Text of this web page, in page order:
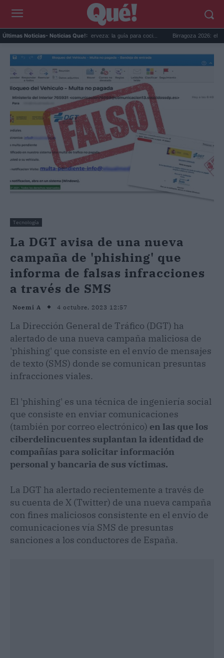
Últimas Noticias- Noticias Que!:
Día Internacional de la Cerveza: la guía para coci... Birragoza 2026: el
Tecnología
La DGT avisa de una nueva
campaña de 'phishing' que
informa de falsas infracciones
a través de SMS
Noemi A 4 octubre, 2023 12:57
La Dirección General de Tráfico (DGT) ha
alertado de una nueva campaña maliciosa de
'phishing' que consiste en el envío de mensajes
de texto (SMS) donde se comunican presuntas
infracciones viales.
El 'phishing' es una técnica de ingeniería social
que consiste en enviar comunicaciones
(también por correo electrónico) en las que los
ciberdelincuentes suplantan la identidad de
compañías para solicitar información
personal y bancaria de sus víctimas.
La DGT ha alertado recientemente a través de
su cuenta de X (Twitter) de una nueva campaña
con fines maliciosos consistente en el envío de
comunicaciones vía SMS de presuntas
sanciones a los conductores de España.